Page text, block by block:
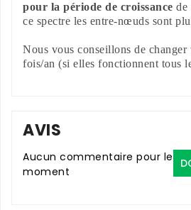
pour la période de croissance de
ce spectre les entre-nœuds sont
Nous vous conseillons de changer
fois/an (si elles fonctionnent tous
AVIS
Aucun commentaire pour le
moment